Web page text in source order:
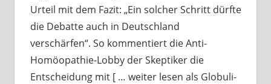
Urteil mit dem Fazit: „Ein solcher Schritt dürfte
die Debatte auch in Deutschland
verschärfen“. So kommentiert die Anti-
Homöopathie-Lobby der Skeptiker die
Entscheidung mit [ … weiter lesen als Globuli-